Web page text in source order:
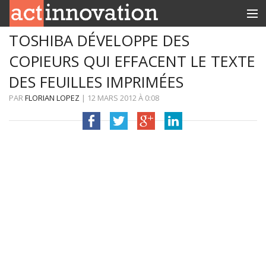
RUBRIQUES
INNOBOX
CONTACT
TOSHIBA DÉVELOPPE DES
COPIEURS QUI EFFACENT LE TEXTE
DES FEUILLES IMPRIMÉES
PARFLORIAN LOPEZ | 12 MARS 2012À 0:08